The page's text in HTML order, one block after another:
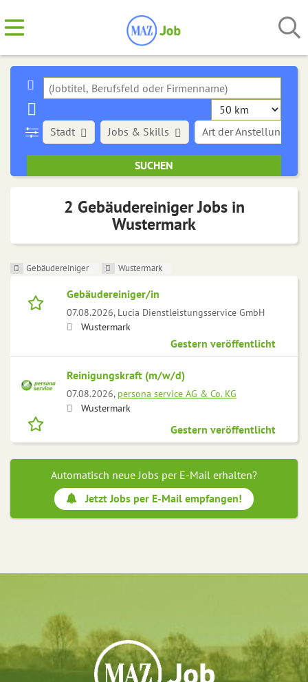
Stadt Art der Anstellung
Jobs & Skills
2 Gebäudereiniger Jobs in
Wustermark
Gebäudereiniger Wustermark
Gebäudereiniger/in
07.08.2026, Lucia Dienstleistungsservice GmbH
Wustermark
Gestern veröffentlicht
Reinigungskraft (m/w/d)
07.08.2026, persona service AG & Co. KG
Wustermark
Gestern veröffentlicht
Automatisch neue Jobs per E-Mail erhalten?
Jetzt Jobs per E-Mail empfangen!